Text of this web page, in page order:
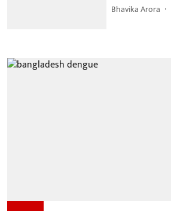
Bhavika Arora